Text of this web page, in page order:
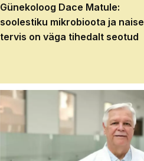
Günekoloog Dace Matule:
soolestiku mikrobioota ja naise
tervis on väga tihedalt seotud